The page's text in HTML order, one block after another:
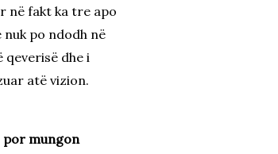
në fakt ka tre apo
po ndodh në
dhe i
atë vizion.
por mungon